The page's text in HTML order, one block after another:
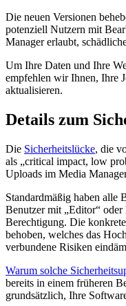
Die neuen Versionen
potenziell Nutzern mit
Manager erlaubt,
Um Ihre Daten und Ihre
empfehlen wir Ihnen, Ihre
aktualisieren.
Details zum
Die Sicherheitslücke, die
als „critical impact, low
Uploads im Media
Standardmäßig haben alle
Benutzer mit „Editor“
Berechtigung. Die
behoben, welches das
verbundene Risiken
Warum solche
bereits in einem früheren
grundsätzlich, Ihre